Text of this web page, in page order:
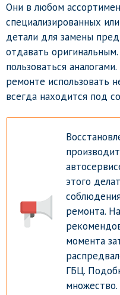
Они в любом
специализированных
детали для замены
отдавать
пользоваться
ремонте использовать
всегда находится под
этого
ремонта.
момента
ГБЦ.
множество.